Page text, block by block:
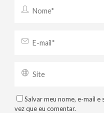
Salvar meu nome, e-mail
vez que eu comentar.